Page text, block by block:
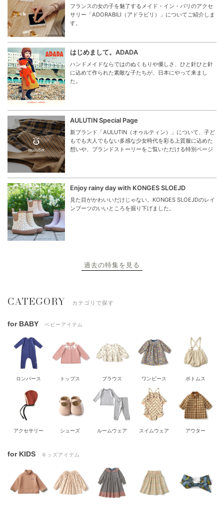
フランスの女の子を魅了するメイド・イン・パリのアクセ
サリー「ADORABILI（アドラビリ）」についてご紹介しま
す。
はじめまして。ADADA
ハンドメイドならではのぬくもりや優しさ、ひと針ひと針
に込めて作られた素敵な子たちが、日本にやって来まし
た。
AULUTIN Special Page
新ブランド「AULUTIN（オゥルティン）」について、子ど
もでも大人でもない多感な少女時代を彩る上質服に込めた
想いや、ブランドストーリーをご覧いただける特別ページ
Enjoy rainy day with KONGES SLOEJD
見た目がかわいいだけじゃない。KONGES SLOEJDのレイ
ンブーツのいいところを掘り下げました。
過去の特集を見る
CATEGORY カテゴリで探す
for BABY ベビーアイテム
ロンパース トップス ブラウス ワンピース ボトムス
アクセサリー シューズ ルームウェア スイムウェア アウター
for KIDS キッズアイテム